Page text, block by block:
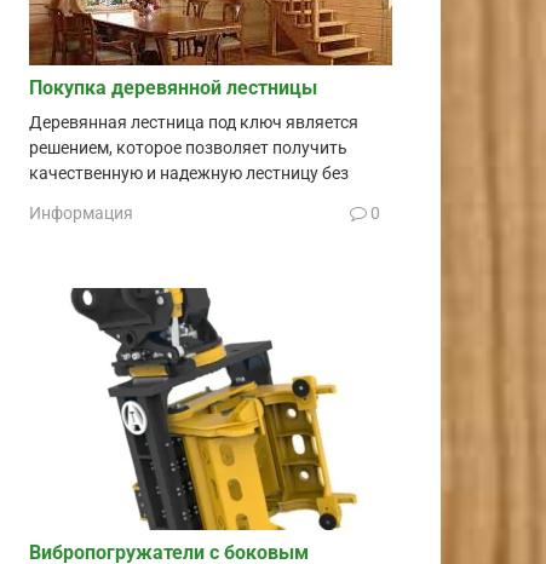
Покупка деревянной лестницы
Деревянная лестница под ключ является
решением, которое позволяет получить
качественную и надежную лестницу без
Информация 0
Вибропогружатели с боковым